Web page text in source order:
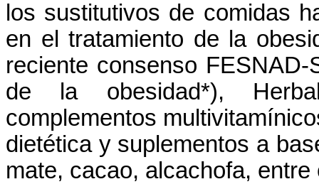
los sustitutivos de comidas
en el tratamiento de la
reciente consenso FESNAD-
de la obesidad*),
complementos
dietéticay suplementos a
mate, cacao, alcachofa, entre